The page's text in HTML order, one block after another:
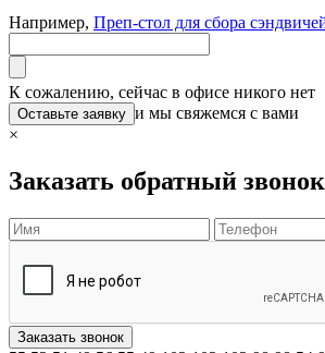
Например, Преп-стол для сбора
К сожалению, сейчас в офисе никого нет
Оставьте заявку и мы свяжемся с вами
×
Заказать обратный звонок